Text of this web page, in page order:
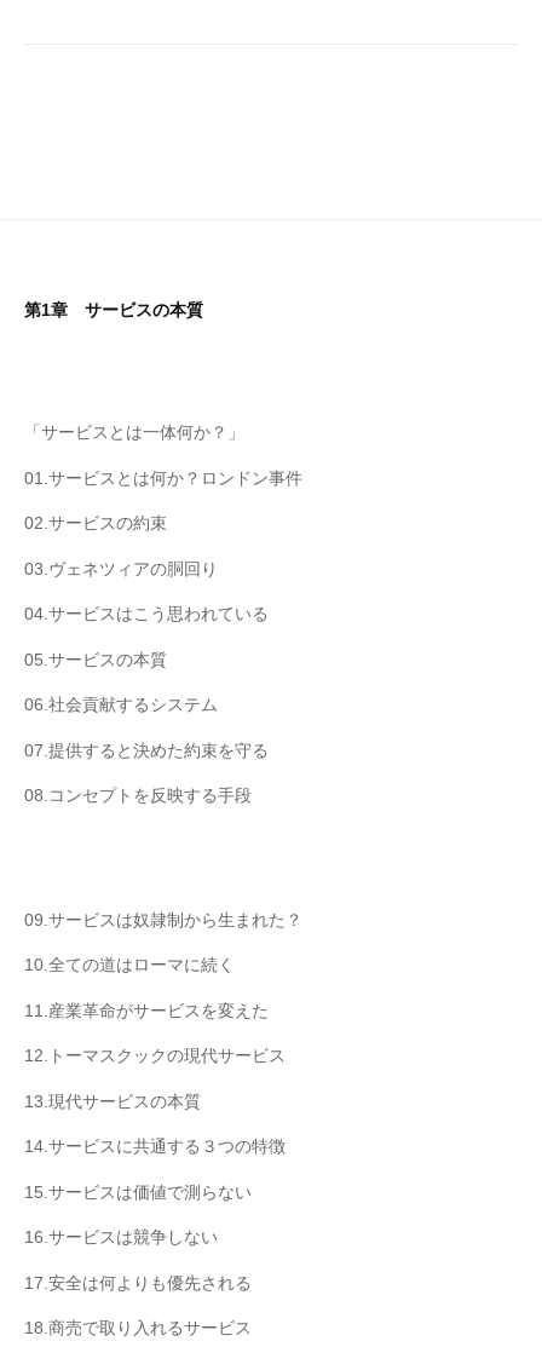
第1章 サービスの本質
「サービスとは一体何か？」
01.サービスとは何か？ロンドン事件
02.サービスの約束
03.ヴェネツィアの胴回り
04.サービスはこう思われている
05.サービスの本質
06.社会貢献するシステム
07.提供すると決めた約束を守る
08.コンセプトを反映する手段
09.サービスは奴隷制から生まれた？
10.全ての道はローマに続く
11.産業革命がサービスを変えた
12.トーマスクックの現代サービス
13.現代サービスの本質
14.サービスに共通する３つの特徴
15.サービスは価値で測らない
16.サービスは競争しない
17.安全は何よりも優先される
18.商売で取り入れるサービス